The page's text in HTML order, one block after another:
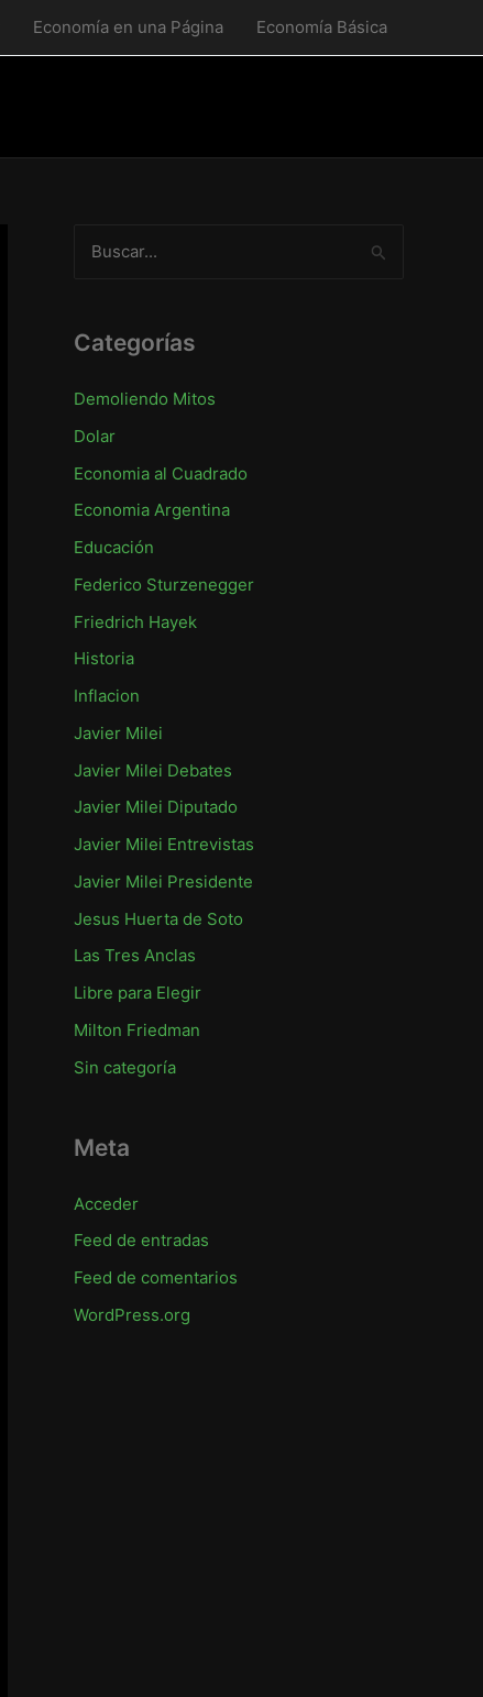
Economía en una Página Economía Básica
c
r
p
o
r
:
Categorías
Demoliendo Mitos
Dolar
Economia al Cuadrado
Economia Argentina
Educación
Federico Sturzenegger
Friedrich Hayek
Historia
Inflacion
Javier Milei
Javier Milei Debates
Javier Milei Diputado
Javier Milei Entrevistas
Javier Milei Presidente
Jesus Huerta de Soto
Las Tres Anclas
Libre para Elegir
Milton Friedman
Sin categoría
Meta
Acceder
Feed de entradas
Feed de comentarios
WordPress.org